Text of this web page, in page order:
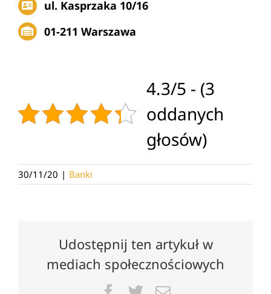
ul. Kasprzaka 10/16
01-211 Warszawa
4.3/5 - (3
oddanych
głosów)
30/11/20 | Banki
Udostępnij ten artykuł w
mediach społecznościowych
Facebook
TwitterEmail